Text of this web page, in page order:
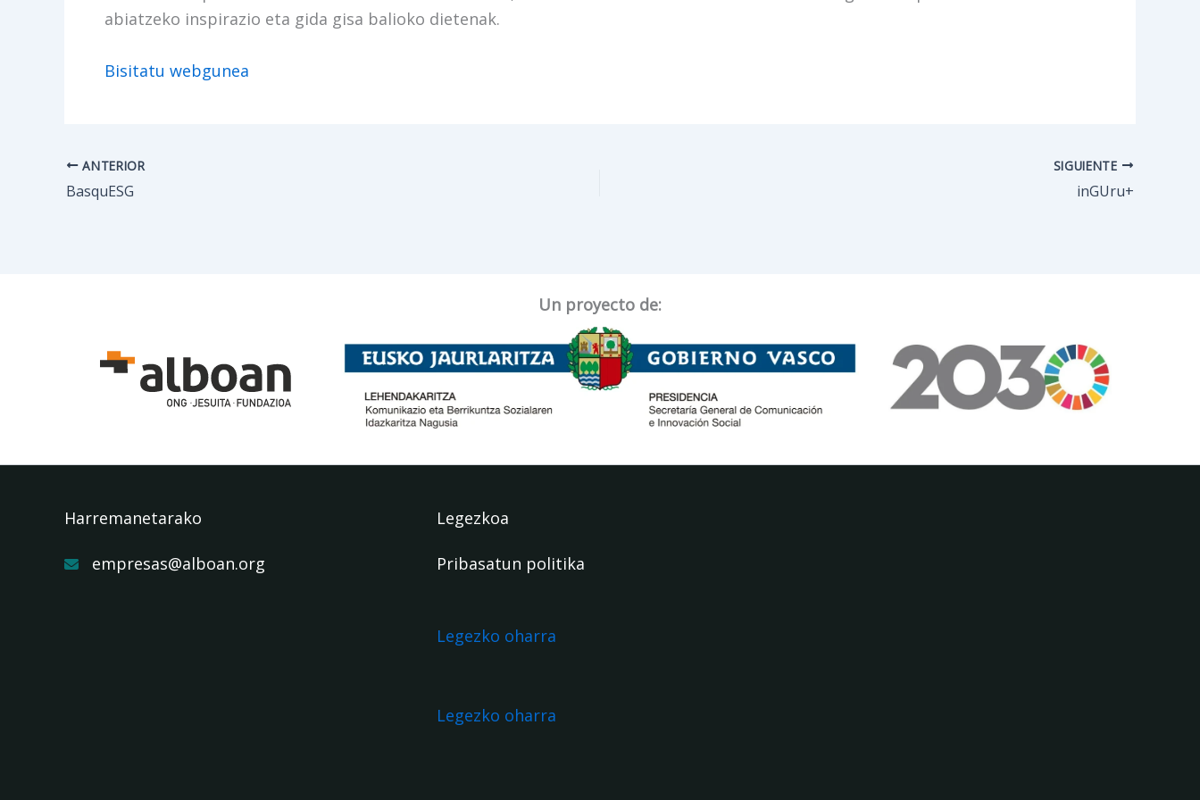
abiatzeko inspirazio eta gida gisa balioko dietenak.
Bisitatu webgunea
ANTERIOR
BasquESG
SIGUIENTE
inGUru+
Un proyecto de:
Harremanetarako
empresas@alboan.org
Legezkoa
Pribasatun politika
Legezko oharra
Legezko oharra